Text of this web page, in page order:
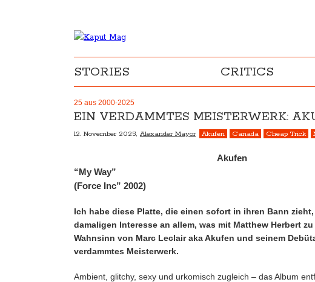
STORIES CRITICS
25 aus 2000-2025
EIN VERDAMMTES MEISTERWERK:
12. November 2025, Alexander Mayor Akufen Canada Cheap Trick
Akufen
“My Way”
(Force Inc” 2002)
Ich habe diese Platte, die einen sofort in ihren Bann
damaligen Interesse an allem, was mit Matthew Herbert
Wahnsinn von Marc Leclair aka Akufen und seinem
verdammtes Meisterwerk.
Ambient, glitchy, sexy und urkomisch zugleich – das Album